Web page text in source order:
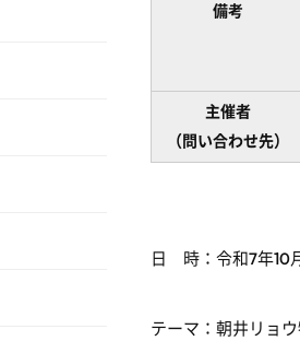
備考
主催者
（問い合わせ先）
日 時：令和7年10
テーマ：朝井リョ